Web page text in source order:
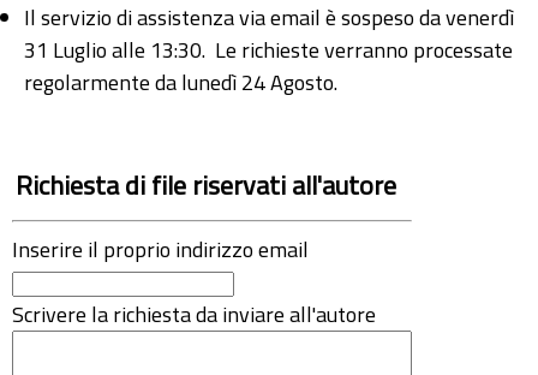
Il servizio di assistenza via email è sospeso da venerdì
31 Luglio alle 13:30. Le richieste verranno processate
regolarmente da lunedì 24 Agosto.
Richiesta di file riservati all'autore
Inserire il proprio indirizzo email
Scrivere la richiesta da inviare all'autore